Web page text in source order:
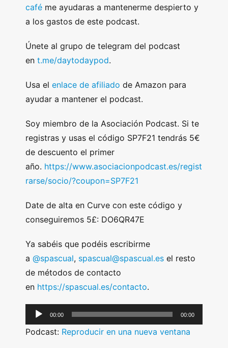
café me ayudaras a mantenerme despierto y
a los gastos de este podcast.
Únete al grupo de telegram del podcast
en t.me/daytodaypod.
Usa el enlace de afiliado de Amazon para
ayudar a mantener el podcast.
Soy miembro de la Asociación Podcast. Si te
registras y usas el código SP7F21 tendrás 5€
de descuento el primer
año. https://www.asociacionpodcast.es/regist
rarse/socio/?coupon=SP7F21
Date de alta en Curve con este código y
conseguiremos 5£: DO6QR47E
Ya sabéis que podéis escribirme
a @spascual, spascual@spascual.es el resto
de métodos de contacto
en https://spascual.es/contacto.
u
00:00 00:00
Podcast: Reproducir en una nueva ventana